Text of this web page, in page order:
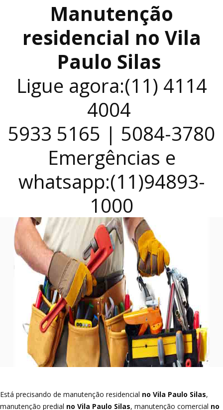
Manutenção
residencial no Vila
Paulo Silas
Ligue agora:(11) 4114
4004
5933 5165 | 5084-3780
Emergências e
whatsapp:(11)94893-
1000
Está precisando de manutenção residencial no Vila Paulo Silas,
manutenção predial no Vila Paulo Silas, manutenção comercial no